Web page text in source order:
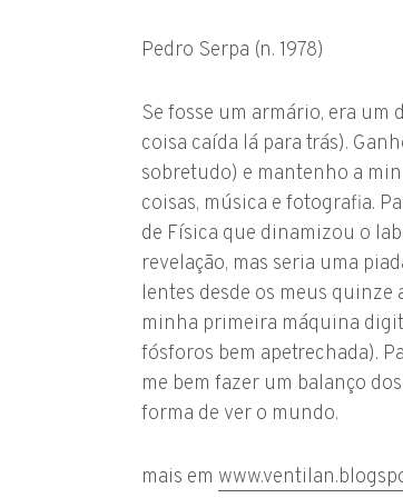
Pedro Serpa (n. 1978)
Se fosse um armário, era um
coisa caída lá para trás).
sobretudo) e mantenho a
coisas, música e fotografia.
de Física que dinamizou o
revelação, mas seria uma
lentes desde os meus
minha primeira máquina
fósforos bem apetrechada).
me bem fazer um balanço
forma de ver o mundo.
mais em